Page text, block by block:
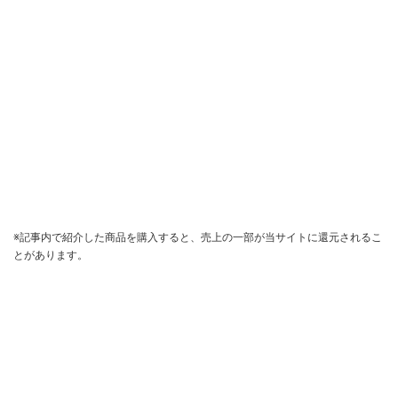
※記事内で紹介した商品を購入すると、売上の一部が当サイトに還元されるこ
とがあります。